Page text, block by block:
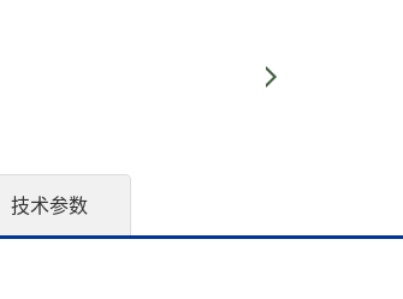
技术参数